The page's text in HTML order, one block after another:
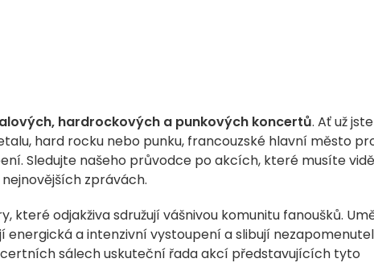
hardrockových a punkových koncertů. Ať už jste
hard rocku nebo punku, francouzské hlavní město
Sledujte našeho průvodce po akcích, které musíte
zprávách.
které odjakživa sdružují vášnivou komunitu fanoušků.
a intenzivní vystoupení a slibují
sálech uskuteční řada akcí představujících tyto